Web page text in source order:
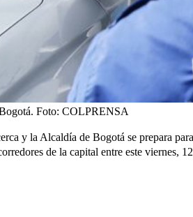
Foto: COLPRENSA
y la Alcaldía de Bogotá se prepara
de la capital entre este viernes,